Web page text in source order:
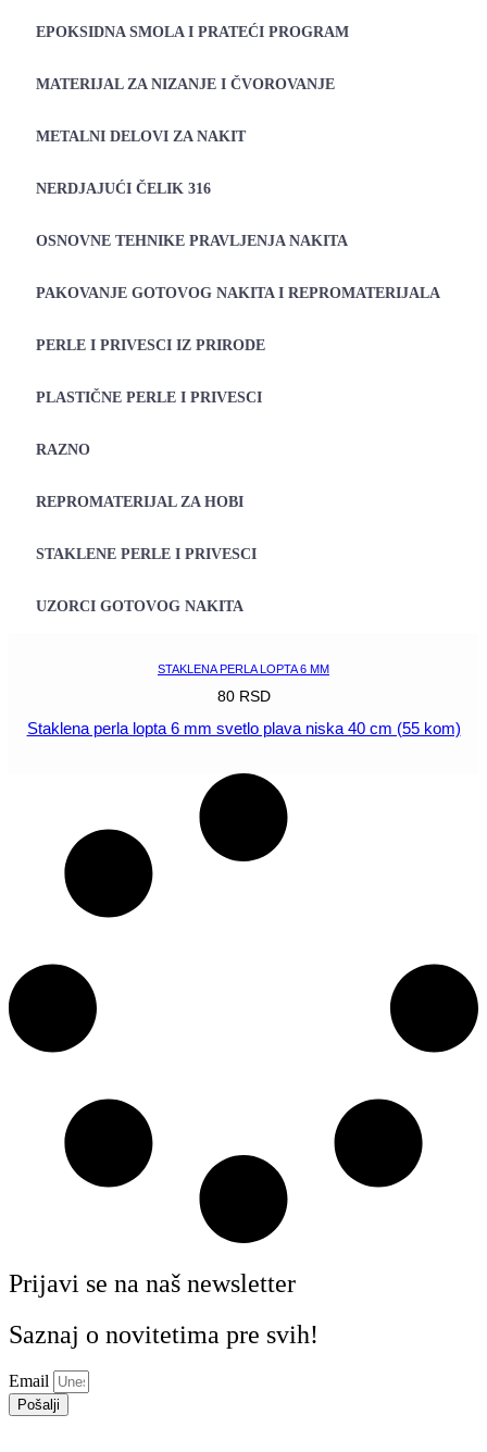
EPOKSIDNA SMOLA I PRATEĆI PROGRAM
MATERIJAL ZA NIZANJE I ČVOROVANJE
METALNI DELOVI ZA NAKIT
NERDJAJUĆI ČELIK 316
OSNOVNE TEHNIKE PRAVLJENJA NAKITA
PAKOVANJE GOTOVOG NAKITA I REPROMATERIJALA
PERLE I PRIVESCI IZ PRIRODE
PLASTIČNE PERLE I PRIVESCI
RAZNO
REPROMATERIJAL ZA HOBI
STAKLENE PERLE I PRIVESCI
UZORCI GOTOVOG NAKITA
STAKLENA PERLA LOPTA 6 MM
80 RSD
Staklena perla lopta 6 mm svetlo plava niska 40 cm (55 kom)
Prijavi se na naš newsletter
Saznaj o novitetima pre svih!
Email
Pošalji